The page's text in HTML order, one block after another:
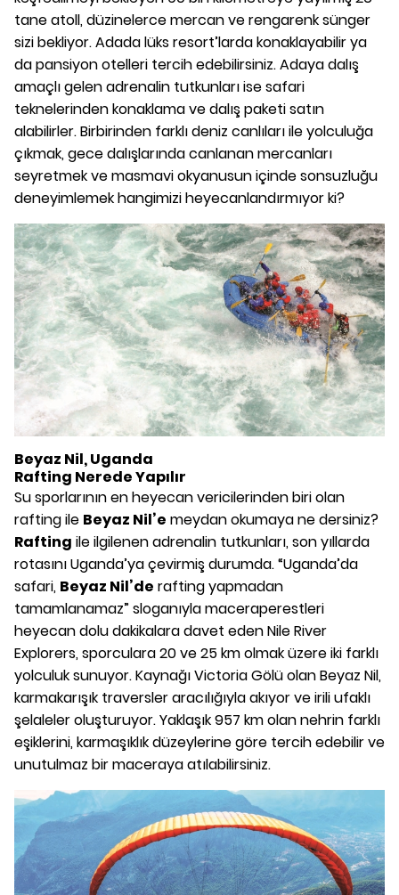
tane atoll, düzinelerce mercan ve rengarenk sünger
sizi bekliyor. Adada lüks resort’larda konaklayabilir ya
da pansiyon otelleri tercih edebilirsiniz. Adaya dalış
amaçlı gelen adrenalin tutkunları ise safari
teknelerinden konaklama ve dalış paketi satın
alabilirler. Birbirinden farklı deniz canlıları ile yolculuğa
çıkmak, gece dalışlarında canlanan mercanları
seyretmek ve masmavi okyanusun içinde sonsuzluğu
deneyimlemek hangimizi heyecanlandırmıyor ki?
Beyaz Nil, Uganda
Rafting Nerede Yapılır
Su sporlarının en heyecan vericilerinden biri olan
rafting ile Beyaz Nil’e meydan okumaya ne dersiniz?
Rafting ile ilgilenen adrenalin tutkunları, son yıllarda
rotasını Uganda’ya çevirmiş durumda. “Uganda’da
safari, Beyaz Nil’de rafting yapmadan
tamamlanamaz” sloganıyla maceraperestleri
heyecan dolu dakikalara davet eden Nile River
Explorers, sporculara 20 ve 25 km olmak üzere iki farklı
yolculuk sunuyor. Kaynağı Victoria Gölü olan Beyaz Nil,
karmakarışık traversler aracılığıyla akıyor ve irili ufaklı
şelaleler oluşturuyor. Yaklaşık 957 km olan nehrin farklı
eşiklerini, karmaşıklık düzeylerine göre tercih edebilir ve
unutulmaz bir maceraya atılabilirsiniz.